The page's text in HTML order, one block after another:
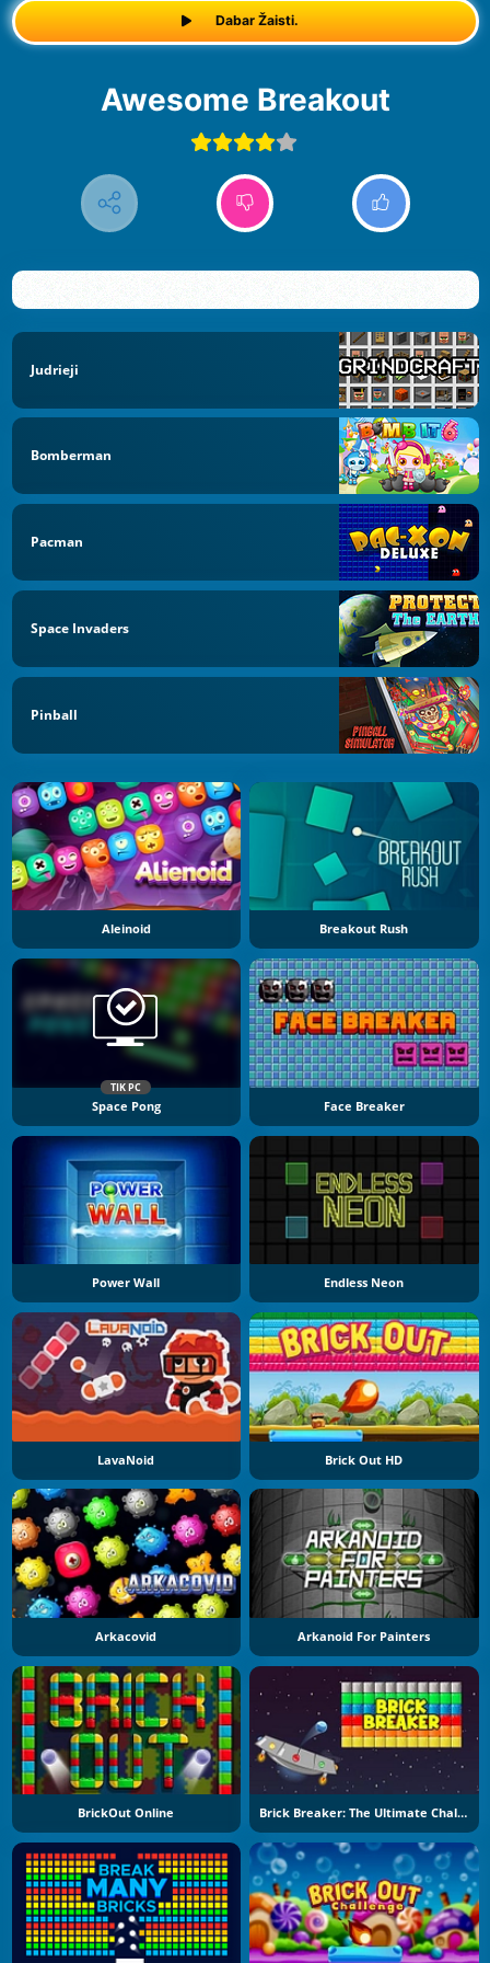
Dabar Žaisti.
Awesome Breakout
Judrieji
Bomberman
Pacman
Space Invaders
Pinball
Aleinoid Breakout Rush
TIK PC
Space Pong Face Breaker
Power Wall Endless Neon
LavaNoid Brick Out HD
Arkacovid Arkanoid For Painters
BrickOut Online Brick Breaker: The Ultimate Challenge